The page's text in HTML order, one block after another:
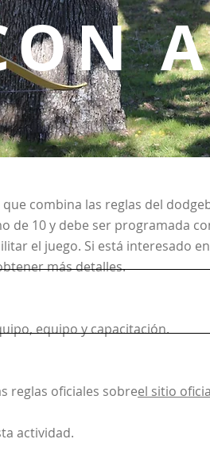
combina las reglas del
de 10 y debe ser programada
el juego. Si está interesado
más detalles.
equipo y capacitación.
reglas oficiales sobreel sitio
actividad.